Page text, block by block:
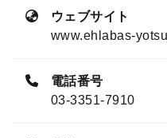
ウェブサイト
www.ehlabas-
電話番号
03-3351-7910